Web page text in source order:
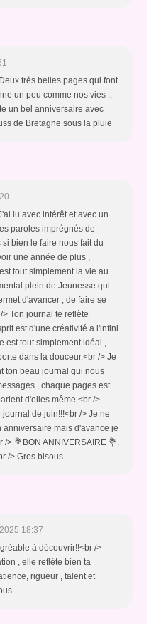
très belles pages qui font
un peu comme nos vies ..
un bel anniversaire avec
de Bretagne sous la pluie
lu avec intérêt et avec un
paroles imprégnés de
bien le faire nous fait du
une année de plus ,
tout simplement la vie au
plein de Jeunesse qui
d'avancer , de faire se
Ton journal te reflète
est d'une créativité a l'infini
est tout simplement idéal ,
dans la douceur.<br /> Je
ton beau journal qui nous
, chaque pages est
d'elles même.<br />
journal de juin!!!<br /> Je ne
anniversaire mais d'avance je
/> 💐BON ANNIVERSAIRE 💐.
/> Gros bisous.
18:37
à découvrir!!<br />
, elle reflète bien ta
rigueur , talent et